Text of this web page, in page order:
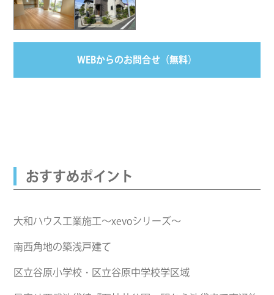
WEBからのお問合せ（無料）
おすすめポイント
大和ハウス工業施工～xevoシリーズ～
南西角地の築浅戸建て
区立谷原小学校・区立谷原中学校学区域